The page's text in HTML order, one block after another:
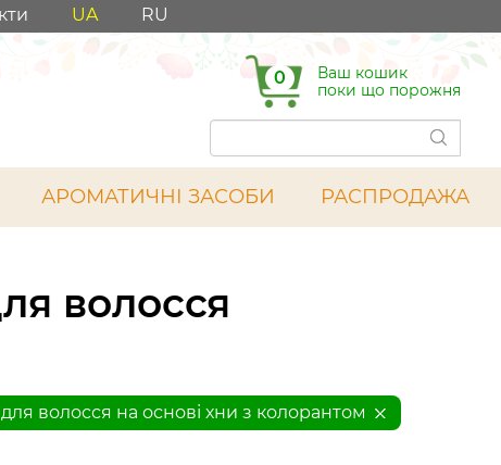
UA RU
0
Ваш кошик
поки що порожня
АРОМАТИЧНІ ЗАСОБИ РАСПРОДАЖА
волосся
волосся на основі хни з колорантом